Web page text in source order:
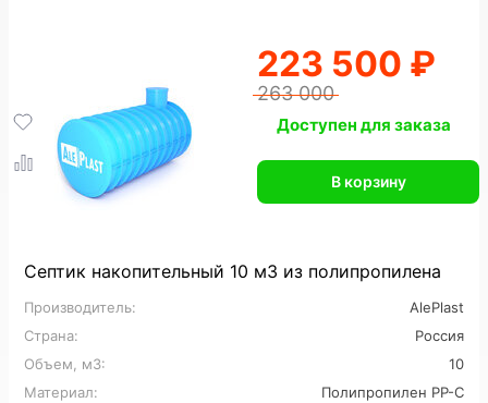
На 40 человек
На 50 человек На 60 человек
На 80 человек На 100 человек
Септик накопительный 10 м3 из полипропилена
Производитель:
AlePlast
Страна:
Россия
Объем, м3:
10
Материал:
Полипропилен PP-C
223 500 ₽
263 000
Доступен для заказа
В корзину